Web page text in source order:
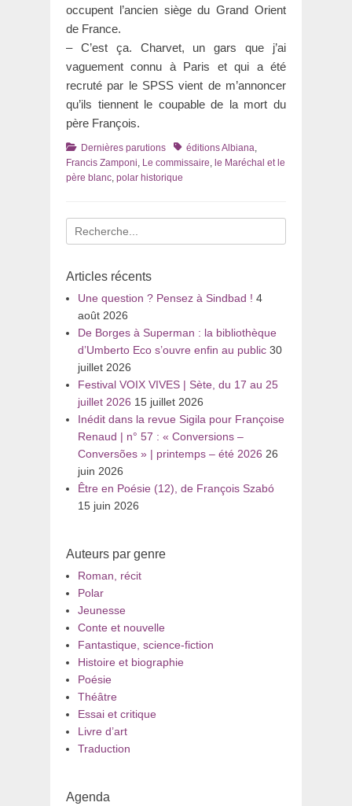
occupent l’ancien siège du Grand Orient
de France.
– C’est ça. Charvet, un gars que j’ai
vaguement connu à Paris et qui a été
recruté par le SPSS vient de m’annoncer
qu’ils tiennent le coupable de la mort du
père François.
Catégories
Dernières parutions Tagséditions Albiana
Francis Zamponi Le commissaire le Maréchal et le
père blanc polar historique
Recherche
pour
Articles récents
Une question ? Pensez à Sindbad ! 4
août 2026
De Borges à Superman : la bibliothèque
d’Umberto Eco s’ouvre enfin au public 30
juillet 2026
Festival VOIX VIVES | Sète, du 17 au 25
juillet 2026 15 juillet 2026
Inédit dans la revue Sigila pour Françoise
Renaud | n° 57 : « Conversions –
Conversões » | printemps – été 2026 26
juin 2026
Être en Poésie (12), de François Szabó
15 juin 2026
Auteurs par genre
Roman, récit
Polar
Jeunesse
Conte et nouvelle
Fantastique, science-fiction
Histoire et biographie
Poésie
Théâtre
Essai et critique
Livre d’art
Traduction
Agenda